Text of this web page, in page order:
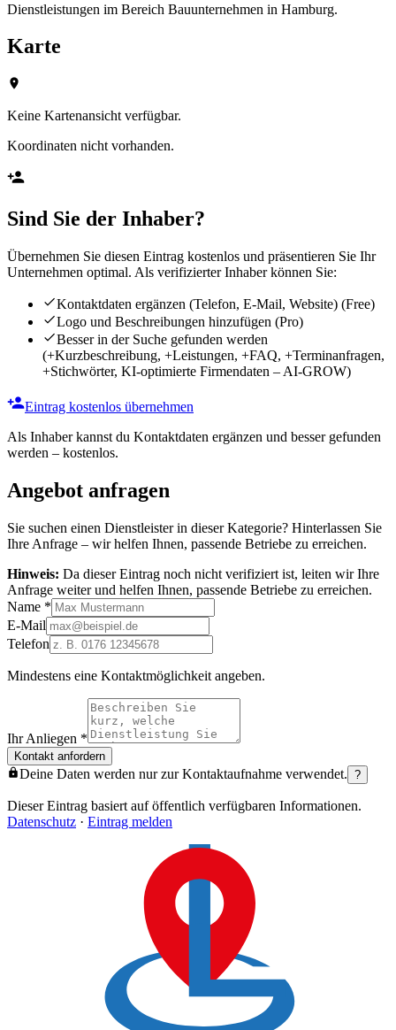
Dienstleistungen im Bereich Bauunternehmen in Hamburg.
Karte
Keine Kartenansicht verfügbar.
Koordinaten nicht vorhanden.
Sind Sie der Inhaber?
Übernehmen Sie diesen Eintrag kostenlos und präsentieren Sie Ihr
Unternehmen optimal. Als verifizierter Inhaber können Sie:
Kontaktdaten ergänzen (Telefon, E-Mail, Website) (Free)
Logo und Beschreibungen hinzufügen (Pro)
Besser in der Suche gefunden werden
(+Kurzbeschreibung, +Leistungen, +FAQ, +Terminanfragen,
+Stichwörter, KI-optimierte Firmendaten – AI-GROW)
Eintrag kostenlos übernehmen
Als Inhaber kannst du Kontaktdaten ergänzen und besser gefunden
werden – kostenlos.
Angebot anfragen
Sie suchen einen Dienstleister in dieser Kategorie? Hinterlassen Sie
Ihre Anfrage – wir helfen Ihnen, passende Betriebe zu erreichen.
Hinweis: Da dieser Eintrag noch nicht verifiziert ist, leiten wir Ihre
Anfrage weiter und helfen Ihnen, passende Betriebe zu erreichen.
Name *
E-Mail
Telefon
Mindestens eine Kontaktmöglichkeit angeben.
Ihr Anliegen *
Kontakt anfordern
Deine Daten werden nur zur Kontaktaufnahme verwendet. ?
Dieser Eintrag basiert auf öffentlich verfügbaren Informationen.
Datenschutz · Eintrag melden